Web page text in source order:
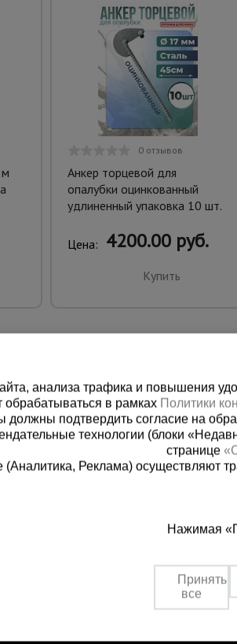
0 отзывов
Анкер торцевой для
опалубки оцинкованный
удлиненный упаковка 10 шт.
Цена: 4200.00 руб.
Купить
Единая
8 (800)
Заказать звонок
анализа трафика и повышения
в рамках Политики
должны подтвердить согласие на
технологии (блоки
странице
(Аналитика, Реклама) осуществляют
Нажимая
Принять
все